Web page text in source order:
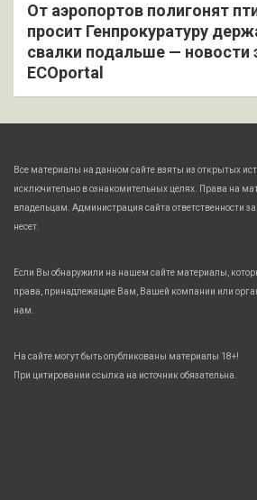
От аэропортов полигонят
просит Генпрокуратуру
свалки подальше — новости
ECOportal
Все материалы на данном сайте взяты из открытых
исключительно в ознакомительных целях. Права на
владельцам. Администрация сайта ответственности
несет.
Если Вы обнаружили на нашем сайте материалы,
права, принадлежащие Вам, Вашей компании или
нам.
На сайте могут быть опубликованы материалы 18+!
При цитировании ссылка на источник обязательна.